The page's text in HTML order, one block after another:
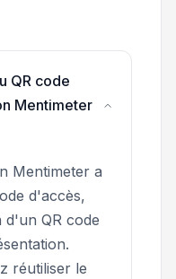
QR code
Mentimeter
Mentimeter a
d'accès,
QR code
réutiliser le